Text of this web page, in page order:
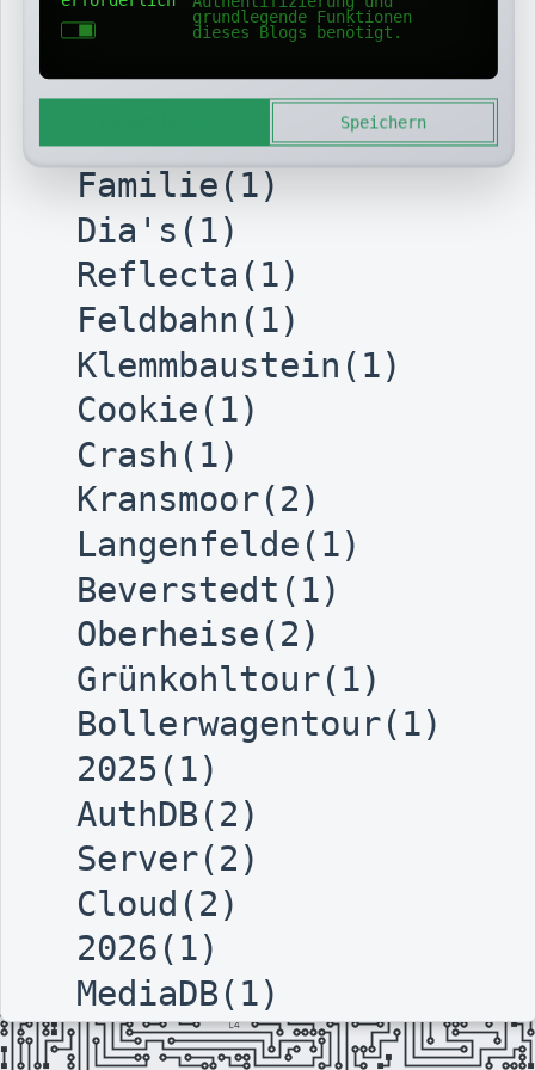
Schützenfest(1)
Sound(1)
GlasfaserAusfall(1)
Familie(1)
Dia's(1)
Reflecta(1)
Feldbahn(1)
Klemmbaustein(1)
Cookie(1)
Crash(1)
Kransmoor(2)
Langenfelde(1)
Beverstedt(1)
Oberheise(2)
Grünkohltour(1)
Bollerwagentour(1)
2025(1)
AuthDB(2)
Server(2)
Cloud(2)
2026(1)
MediaDB(1)
grundlegende Funktionen
dieses Blogs benötigt.
Speichern